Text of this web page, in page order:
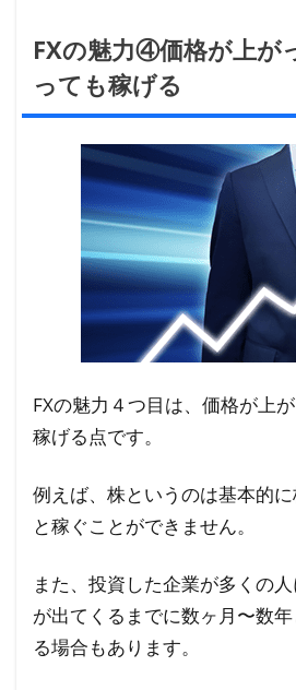
FXの魅力④価格が上が
っても稼げる
FXの魅力４つ目は、価格が上
稼げる点です。
例えば、株というのは基本的
と稼ぐことができません。
また、投資した企業が多くの
が出てくるまでに数ヶ月〜数
る場合もあります。